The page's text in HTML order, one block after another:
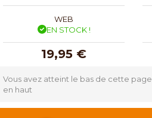
WEB
EN STOCK !
19,95 €
Vous avez atteint le bas de cette page.
en haut